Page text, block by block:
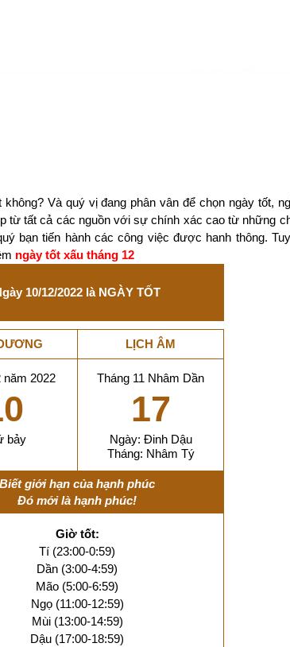
không? Và quý vị đang phân vân để chọn ngày tốt,
từ tất cả các nguồn với sự chính xác cao từ những
bạn tiến hành các công việc được hanh thông.
ngày tốt xấu tháng 12
10/12/2022 là NGÀY TỐT
LỊCH ÂM
năm 2022
bảy
Tháng 11 Nhâm Dần
17
Ngày: Đinh Dậu
Tháng: Nhâm Tý
Biết giới hạn của hạnh phúc
Đó mới là hạnh phúc!
Giờ tốt:
Tí (23:00-0:59)
Dần (3:00-4:59)
Mão (5:00-6:59)
Ngọ (11:00-12:59)
Mùi (13:00-14:59)
Dậu (17:00-18:59)